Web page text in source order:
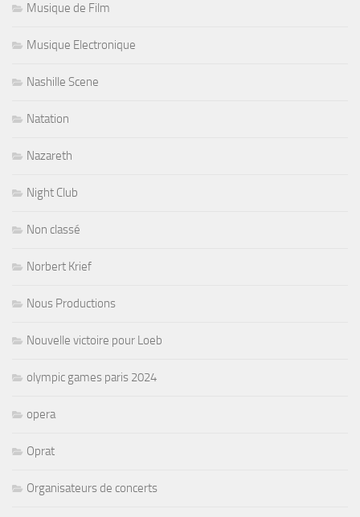
Musique de Film
Musique Electronique
Nashille Scene
Natation
Nazareth
Night Club
Non classé
Norbert Krief
Nous Productions
Nouvelle victoire pour Loeb
olympic games paris 2024
opera
Oprat
Organisateurs de concerts